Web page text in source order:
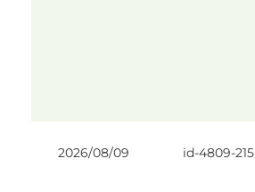
2026/08/09 id-4809-215